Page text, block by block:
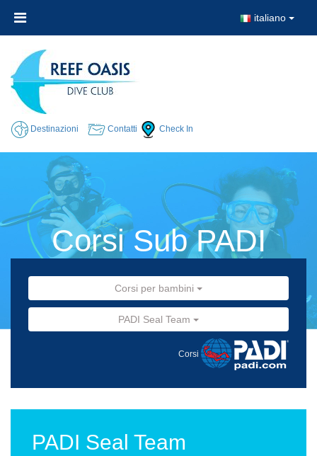
italiano
Destinazioni Contatti Check In
Corsi Sub PADI
Corsi per bambini
PADI Seal Team
Corsi
PADI Seal Team